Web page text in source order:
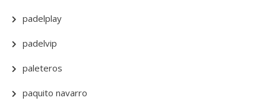
padelplay
padelvip
paleteros
paquito navarro